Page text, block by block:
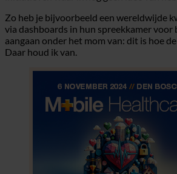
Zo heb je bijvoorbeeld een wereldwijde
via dashboards in hun spreekkamer voor
aangaan onder het mom van: dit is hoe
Daar houd ik van.